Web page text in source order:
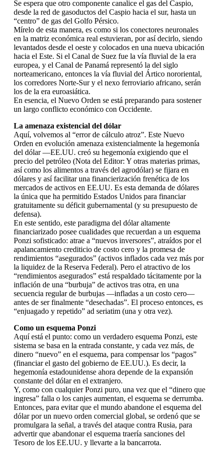
Se espera que otro componente canalice el gas del Caspio,
desde la red de gasoductos del Caspio hacia el sur, hasta un
“centro” de gas del Golfo Pérsico.
Mírelo de esta manera, es como si los conectores neuronales
en la matriz económica real estuvieran, por así decirlo, siendo
levantados desde el oeste y colocados en una nueva ubicación
hacia el Este. Si el Canal de Suez fue la vía fluvial de la era
europea, y el Canal de Panamá representó la del siglo
norteamericano, entonces la vía fluvial del Ártico nororiental,
los corredores Norte-Sur y el nexo ferroviario africano, serán
los de la era euroasiática.
En esencia, el Nuevo Orden se está preparando para sostener
un largo conflicto económico con Occidente.
La amenaza existencial del dólar
Aquí, volvemos al “error de cálculo atroz”. Este Nuevo
Orden en evolución amenaza existencialmente la hegemonía
del dólar —EE.UU. creó su hegemonía exigiendo que el
precio del petróleo (Nota del Editor: Y otras materias primas,
así como los alimentos a través del agrodólar) se fijara en
dólares y así facilitar una financierización frenética de los
mercados de activos en EE.UU. Es esta demanda de dólares
la única que ha permitido Estados Unidos para financiar
gratuitamente su déficit gubernamental (y su presupuesto de
defensa).
En este sentido, este paradigma del dólar altamente
financiarizado posee cualidades que recuerdan a un esquema
Ponzi sofisticado: atrae a “nuevos inversores”, atraídos por el
apalancamiento crediticio de costo cero y la promesa de
rendimientos “asegurados” (activos inflados cada vez más por
la liquidez de la Reserva Federal). Pero el atractivo de los
“rendimientos asegurados” está respaldado tácitamente por la
inflación de una “burbuja” de activos tras otra, en una
secuencia regular de burbujas —infladas a un costo cero—
antes de ser finalmente “desechadas”. El proceso entonces, es
“enjuagado y repetido” ad seriatim (una y otra vez).
Como un esquema Ponzi
Aquí está el punto: como un verdadero esquema Ponzi, este
sistema se basa en la entrada constante, y cada vez más, de
dinero “nuevo” en el esquema, para compensar los “pagos”
(financiar el gasto del gobierno de EE.UU.). Es decir, la
hegemonía estadounidense ahora depende de la expansión
constante del dólar en el extranjero.
Y, como con cualquier Ponzi puro, una vez que el “dinero que
ingresa” falla o los canjes aumentan, el esquema se derrumba.
Entonces, para evitar que el mundo abandone el esquema del
dólar por un nuevo orden comercial global, se ordenó que se
promulgara la señal, a través del ataque contra Rusia, para
advertir que abandonar el esquema traería sanciones del
Tesoro de los EE.UU. y llevarte a la bancarrota.